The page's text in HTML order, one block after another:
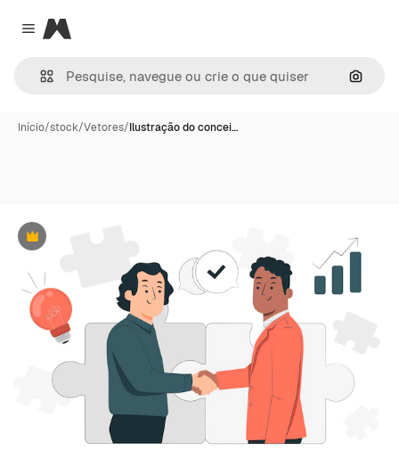
Close menu
Magnific
Início/stock/Vetores/Ilustração do concei…
Premium